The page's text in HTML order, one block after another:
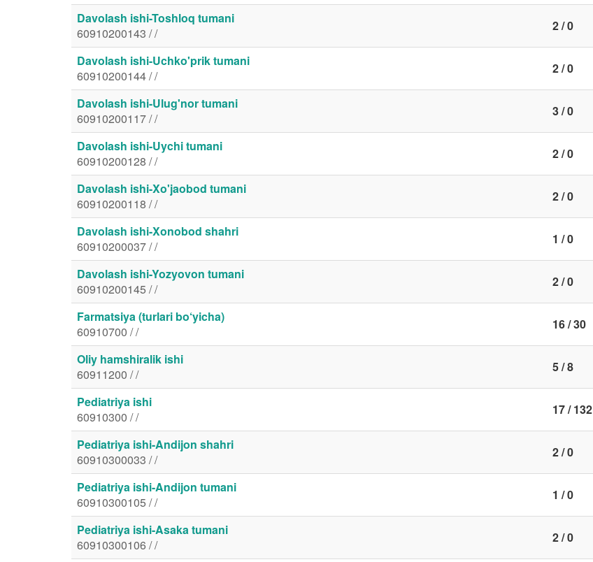
Davolash ishi-Toshloq tumani
60910200143 / /
2 / 0
Davolash ishi-Uchko'prik tumani
60910200144 / /
2 / 0
Davolash ishi-Ulug'nor tumani
60910200117 / /
3 / 0
Davolash ishi-Uychi tumani
60910200128 / /
2 / 0
Davolash ishi-Xo'jaobod tumani
60910200118 / /
2 / 0
Davolash ishi-Xonobod shahri
60910200037 / /
1 / 0
Davolash ishi-Yozyovon tumani
60910200145 / /
2 / 0
Farmatsiya (turlari bo‘yicha)
60910700 / /
16 / 30
Oliy hamshiralik ishi
60911200 / /
5 / 8
Pediatriya ishi
60910300 / /
17 / 132
Pediatriya ishi-Andijon shahri
60910300033 / /
2 / 0
Pediatriya ishi-Andijon tumani
60910300105 / /
1 / 0
Pediatriya ishi-Asaka tumani
60910300106 / /
2 / 0